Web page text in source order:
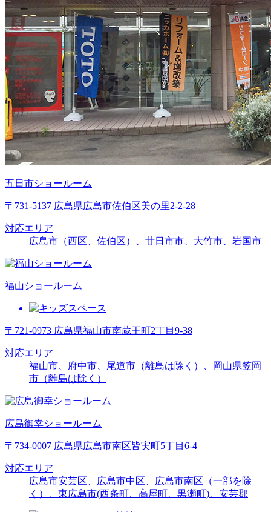
五日市ショールーム
〒731-5137 広島県広島市佐伯区美の里2-2-28
対応エリア
広島市（西区、佐伯区）、廿日市市、大竹市、岩国市
福山ショールーム
〒721-0973 広島県福山市南蔵王町2丁目9-38
対応エリア
福山市、府中市、尾道市（離島は除く）、岡山県笠岡
市（離島は除く）
広島御幸ショールーム
〒734-0007 広島県広島市南区皆実町5丁目6-4
対応エリア
広島市安芸区、広島市中区、広島市南区（一部を除
く）、東広島市(西条町、高屋町、黒瀬町)、安芸郡